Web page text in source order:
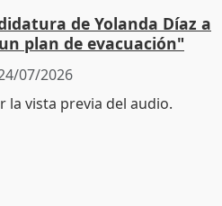
de Yolanda Díaz a
plan de evacuación"
07/2026